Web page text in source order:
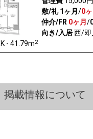
- 41.79m2
敷/礼 1ヶ月 /0ヶ
仲介/FR 0ヶ月 /
向き/入居西/即
掲載情報について